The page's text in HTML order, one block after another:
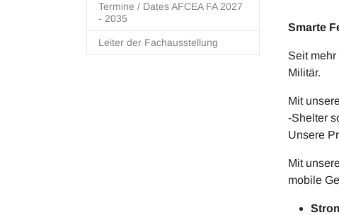
Termine / Dates AFCEA FA 2027
- 2035
Leiter der Fachausstellung
Smarte
Seit
Militär.
Mit
-Shelter
Unsere
Mit
mobile